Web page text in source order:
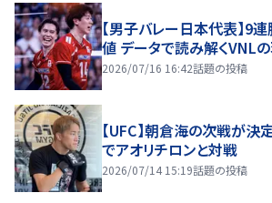
【男子バレー日本代表】9
値 データで読み解くVNL
2026/07/16 16:42話題の投稿
【UFC】朝倉海の次戦が
でアオリチロンと対戦
2026/07/14 15:19話題の投稿